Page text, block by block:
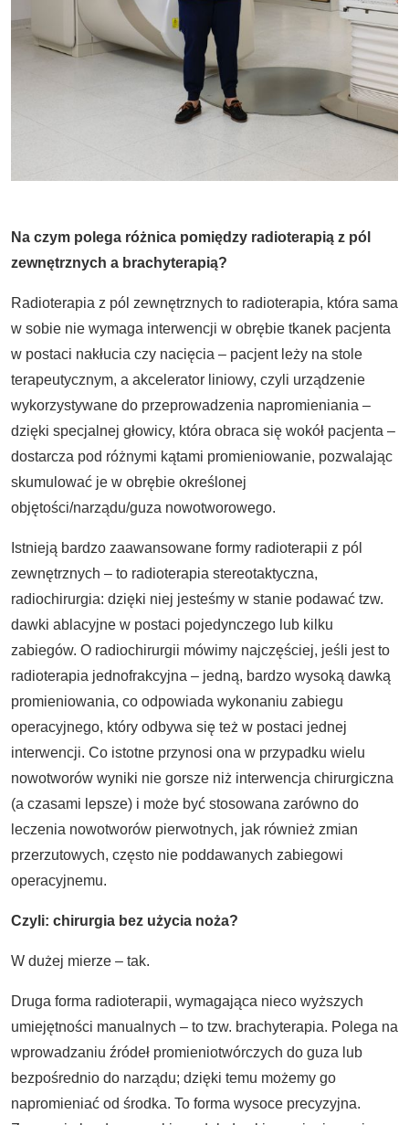
Na czym polega różnica pomiędzy radioterapią z pó
zewnętrznych a brachyterapią?
Radioterapia z pól zewnętrznych to radioterapia, która sama
w sobie nie wymaga interwencji w obrębie tkanek pacjenta
w postaci nakłucia czy nacięcia – pacjent leży na stole
terapeutycznym, a akcelerator liniowy, czyli urządzenie
wykorzystywane do przeprowadzenia napromieniania –
dzięki specjalnej głowicy, która obraca się wokół pacjenta –
dostarcza pod różnymi kątami promieniowanie, pozwalając
skumulować je w obrębie określonej
objętości/narządu/guza nowotworowego.
Istnieją bardzo zaawansowane formy radioterapii z pól
zewnętrznych – to radioterapia stereotaktyczna,
radiochirurgia: dzięki niej jesteśmy w stanie podawać tzw.
dawki ablacyjne w postaci pojedynczego lub kilku
zabiegów. O radiochirurgii mówimy najczęściej, jeśli jest to
radioterapia jednofrakcyjna – jedną, bardzo wysoką dawką
promieniowania, co odpowiada wykonaniu zabiegu
operacyjnego, który odbywa się też w postaci jednej
interwencji. Co istotne przynosi ona w przypadku wielu
nowotworów wyniki nie gorsze niż interwencja chirurgiczna
(a czasami lepsze) i może być stosowana zarówno do
leczenia nowotworów pierwotnych, jak również zmian
przerzutowych, często nie poddawanych zabiegowi
operacyjnemu.
Czyli: chirurgia bez użycia noża?
W dużej mierze – tak.
Druga forma radioterapii, wymagająca nieco wyższych
umiejętności manualnych – to tzw. brachyterapia. Polega na
wprowadzaniu źródeł promieniotwórczych do guza lub
bezpośrednio do narządu; dzięki temu możemy go
napromieniać od środka. To forma wysoce precyzyjna.